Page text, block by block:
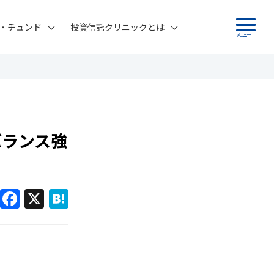
メニュー
チュンド 投資信託クリニックとは
ンス強
F X